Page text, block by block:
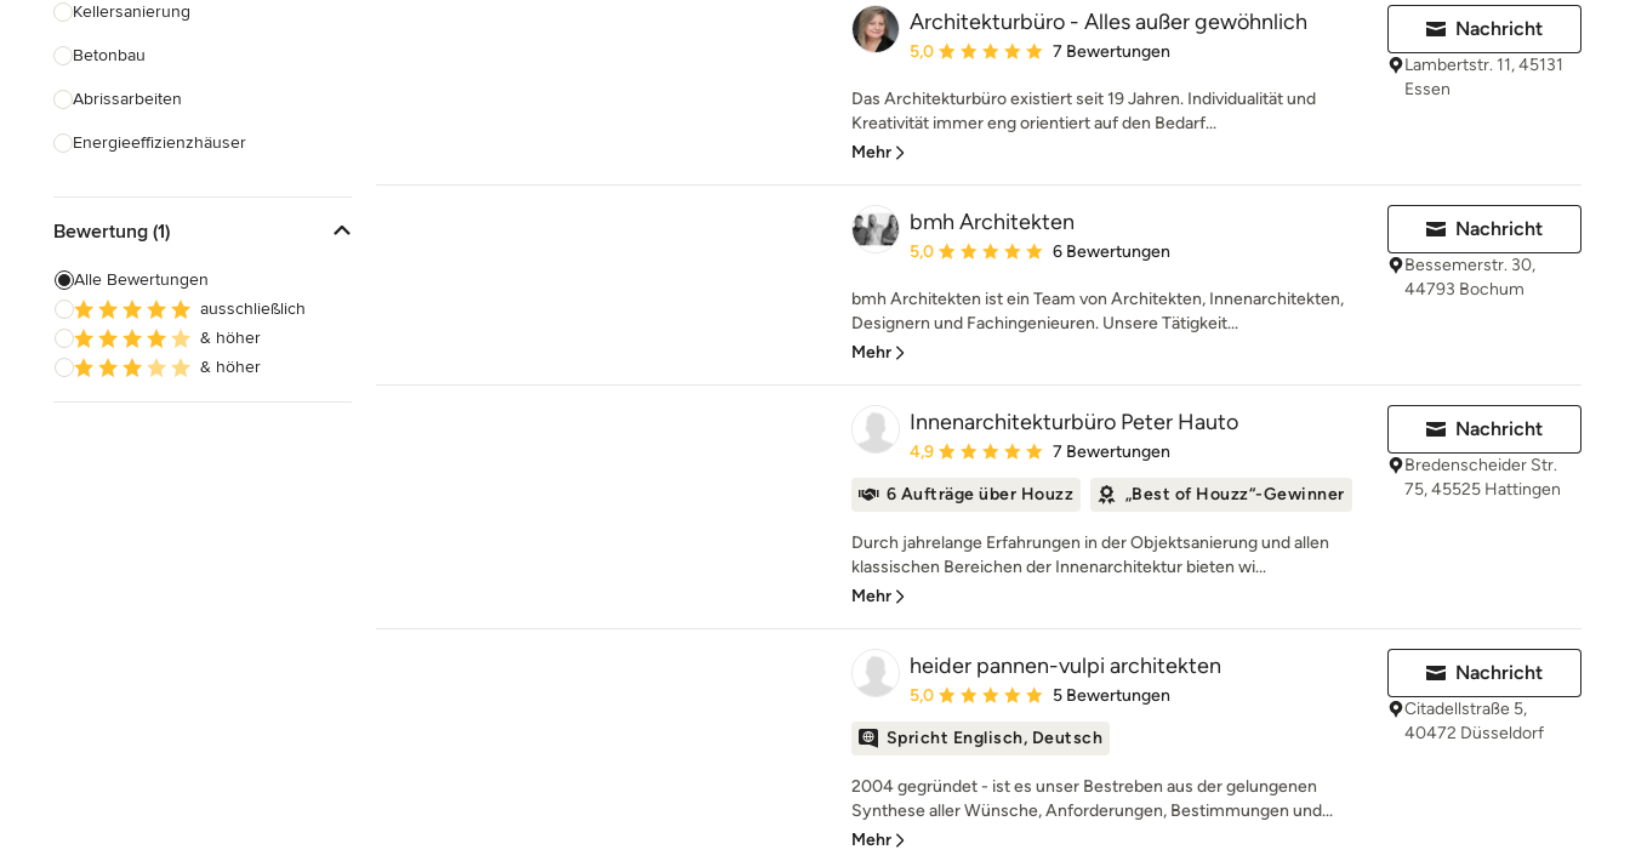
Kellersanierung
Betonbau
Abrissarbeiten
Energieeffizienzhäuser
Garagenbau
Nachhaltiges Bauen
Hausanbau
Hauserweiterungen
Bewertung (1)
Alle Bewertungen
ausschließlich
& höher
& höher
Architekturbüro - Alles außer gewöhnlich
Durchschnittliche Bewertung: 5 von 5 Sternen
5,0 7 Bewertungen
Das Architekturbüro existiert seit 19 Jahren. Individualität und
Kreativität immer eng orientiert auf den Bedarf...
Mehr
Nachricht
Lambertstr. 11, 45131
Essen
bmh Architekten
Durchschnittliche Bewertung: 5 von 5 Sternen
5,0 6 Bewertungen
bmh Architekten ist ein Team von Architekten, Innenarchitekten,
Designern und Fachingenieuren. Unsere Tätigkeit...
Mehr
Nachricht
Bessemerstr. 30,
44793 Bochum
Innenarchitekturbüro Peter Hauto
Durchschnittliche Bewertung: 4.9 von 5 Sternen
4,9 7 Bewertungen
6 Aufträge über Houzz „Best of Houzz“-Gewinner
Durch jahrelange Erfahrungen in der Objektsanierung und allen
klassischen Bereichen der Innenarchitektur bieten wi...
Mehr
Nachricht
Bredenscheider Str.
75, 45525 Hattingen
heider pannen-vulpi architekten
Durchschnittliche Bewertung: 5 von 5 Sternen
5,0 5 Bewertungen
Spricht Englisch, Deutsch
2004 gegründet - ist es unser Bestreben aus der gelungenen
Synthese aller Wünsche, Anforderungen, Bestimmungen und...
Mehr
Nachricht
Citadellstraße 5,
40472 Düsseldorf